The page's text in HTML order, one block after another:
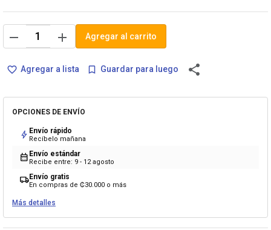
remove add Agregar al carrito
favorite_border Agregar a lista bookmark_border Guardar para luego share
OPCIONES DE ENVÍO
bolt Envío rápido
Recíbelo mañana
calendar_month Envío estándar
Recibe entre: 9 - 12 agosto
local_shippingEnvío gratis
En compras de ₡30.000 o más
Más detalles